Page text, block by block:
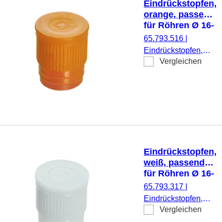
Eindrückstopfen,
orange, passend
für Röhren Ø 16-
17 mm
65.793.516
Eindrückstopfen,
orange, passend für
Vergleichen
Eindrückstopfen,
weiß, passend
für Röhren Ø 16-
17 mm
65.793.317
Eindrückstopfen,
weiß, passend für
Vergleichen